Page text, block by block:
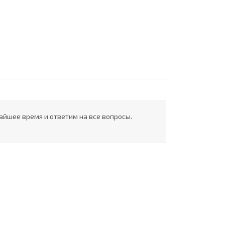
время и ответим на все вопросы.